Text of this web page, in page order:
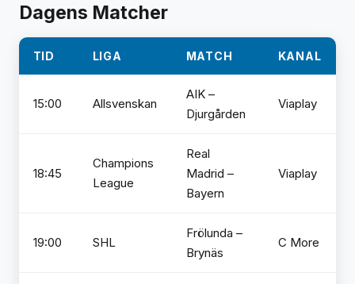
Dagens Matcher
TID LIGA MATCH KANAL
15:00 Allsvenskan
AIK –
Djurgården
Viaplay
18:45
Champions
League
Real
Madrid –
Bayern
Viaplay
19:00 SHL
Frölunda –
Brynäs
C More